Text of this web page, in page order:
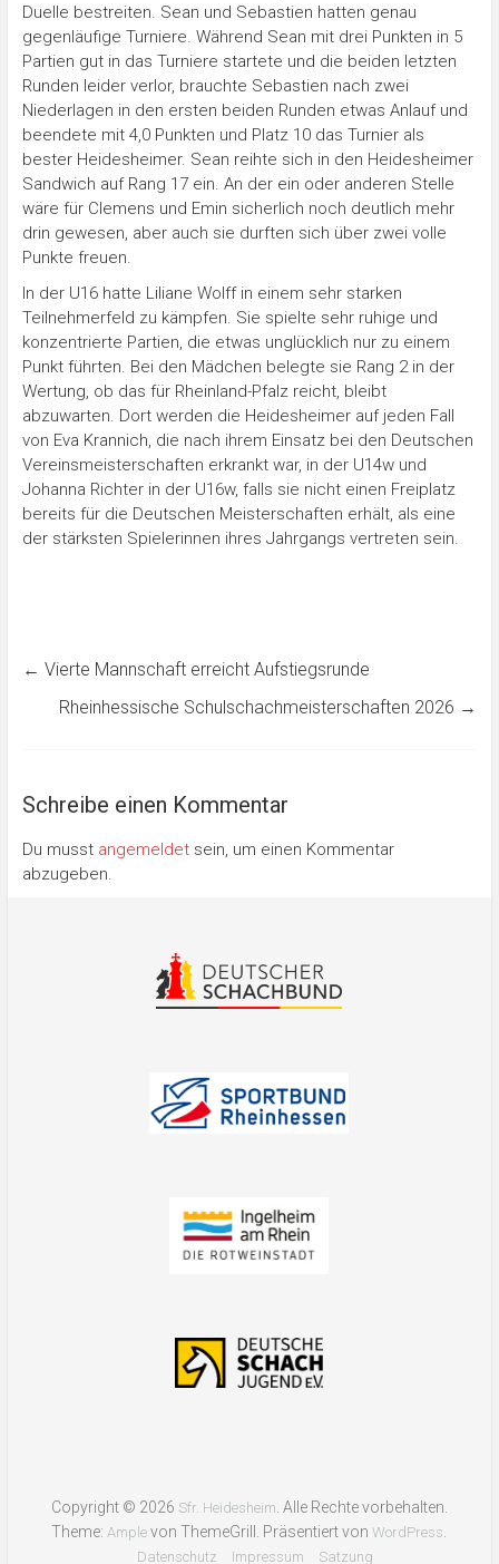
Duelle bestreiten. Sean und Sebastien hatten genau
gegenläufige Turniere. Während Sean mit drei Punkten in 5
Partien gut in das Turniere startete und die beiden letzten
Runden leider verlor, brauchte Sebastien nach zwei
Niederlagen in den ersten beiden Runden etwas Anlauf und
beendete mit 4,0 Punkten und Platz 10 das Turnier als
bester Heidesheimer. Sean reihte sich in den Heidesheimer
Sandwich auf Rang 17 ein. An der ein oder anderen Stelle
wäre für Clemens und Emin sicherlich noch deutlich mehr
drin gewesen, aber auch sie durften sich über zwei volle
Punkte freuen.
In der U16 hatte Liliane Wolff in einem sehr starken
Teilnehmerfeld zu kämpfen. Sie spielte sehr ruhige und
konzentrierte Partien, die etwas unglücklich nur zu einem
Punkt führten. Bei den Mädchen belegte sie Rang 2 in der
Wertung, ob das für Rheinland-Pfalz reicht, bleibt
abzuwarten. Dort werden die Heidesheimer auf jeden Fall
von Eva Krannich, die nach ihrem Einsatz bei den Deutschen
Vereinsmeisterschaften erkrankt war, in der U14w und
Johanna Richter in der U16w, falls sie nicht einen Freiplatz
bereits für die Deutschen Meisterschaften erhält, als eine
der stärksten Spielerinnen ihres Jahrgangs vertreten sein.
← Vierte Mannschaft erreicht Aufstiegsrunde
Rheinhessische Schulschachmeisterschaften 2026 →
Schreibe einen Kommentar
Du musst angemeldetsein, um einen Kommentar
abzugeben.
Copyright © 2026 Sfr. Heidesheim. Alle Rechte vorbehalten.
Theme:Ample von ThemeGrill. Präsentiert vonWordPress.
Datenschutz Impressum Satzung